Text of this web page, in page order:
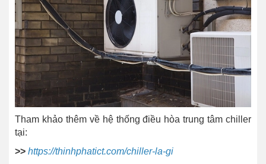
Tham khảo thêm về hệ thống điều hòa trung tâm chiller
tại:
>> https://thinhphatict.com/chiller-la-gi